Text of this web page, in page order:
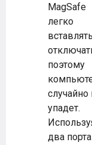
MagSafe
легко
поэтому
случайно
упадет.
два порта